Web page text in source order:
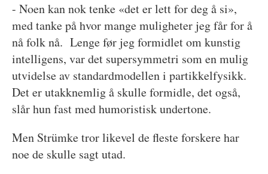
- Noen kan nok tenke «det er lett for deg å si»,
med tanke på hvor mange muligheter jeg får for å
nå folk nå. Lenge før jeg formidlet om kunstig
intelligens, var det supersymmetri som en mulig
utvidelse av standardmodellen i partikkelfysikk.
Det er utakknemlig å skulle formidle, det også,
slår hun fast med humoristisk undertone.
Men Strümke tror likevel de fleste forskere har
noe de skulle sagt utad.